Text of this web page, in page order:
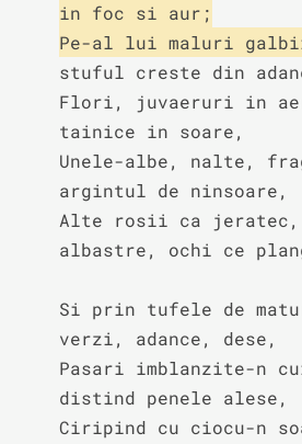
in foc si aur;
Pe-al lui maluri
stuful creste din
Flori, juvaeruri in
tainice in soare,
Unele-albe, nalte,
argintul de ninsoare,
Alte rosii ca
albastre, ochi ce
Si prin tufele de
verzi, adance, dese,
Pasari imblanzite-n
distind penele alese,
Ciripind cu ciocu-n